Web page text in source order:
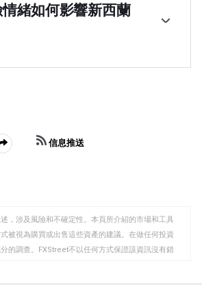
投資者對該國投資的吸引力，從而提
率往往會削弱紐元。所謂的利率差
與美聯儲設定的利率相比如何，也可
估值。基於高經濟增長、低失業率
對紐元有利。高增長的經濟吸引外國
西蘭儲備銀行提高利率，如果這種經
緒如何影響新西蘭
風險較低並對經濟增長持樂觀態度
前景。相反，在市場動蕩或經濟不確
弱，因為投資者傾向於出售高風險資
信息推送
，涉及風險和不確定性。本頁所介紹的市場和工具
被視為購買或出售這些資產的建議。在做任何投資
的調查。FXStreet不以任何方式保證該資訊沒有錯